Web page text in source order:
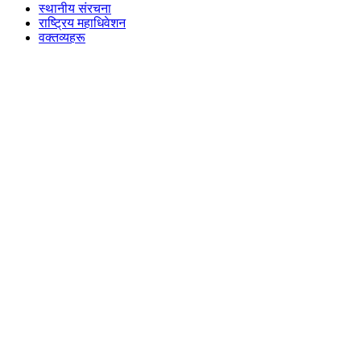
स्थानीय संरचना
राष्ट्रिय महाधिवेशन
वक्तव्यहरू